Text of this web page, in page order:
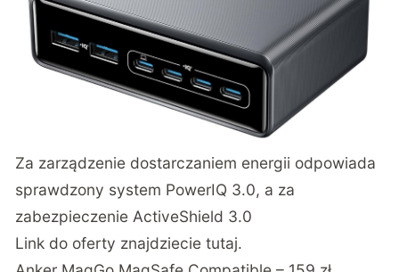
Za zarządzenie dostarczaniem energii odpowiada
sprawdzony system PowerIQ 3.0, a za
zabezpieczenie ActiveShield 3.0
Link do oferty znajdziecie tutaj.